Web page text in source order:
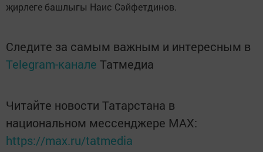
җирлеге башлыгы Наис Сәйфетдинов.
Следите за самым важным и интересным в
Telegram-канале Татмедиа
Читайте новости Татарстана в
национальном мессенджере MАХ:
https://max.ru/tatmedia